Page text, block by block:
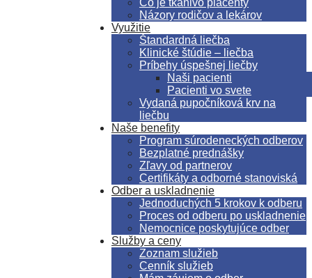
Čo je tkanivo placenty
Názory rodičov a lekárov
Využitie
Štandardná liečba
Klinické štúdie – liečba
Príbehy úspešnej liečby
Naši pacienti
Pacienti vo svete
Vydaná pupočníková krv na
liečbu
Naše benefity
Program súrodeneckých odberov
Bezplatné prednášky
Zľavy od partnerov
Certifikáty a odborné stanoviská
Odber a uskladnenie
Jednoduchých 5 krokov k odberu
Proces od odberu po uskladnenie
Nemocnice poskytujúce odber
Služby a ceny
Zoznam služieb
Cenník služieb